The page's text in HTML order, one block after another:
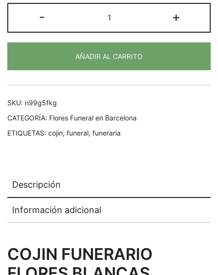
precios:
4,90€
hasta
13,50€
-
FUNERARIO
FLORES
cantidad
+
AÑADIR AL CARRITO
SKU: n99g5fkg
CATEGORÍA: Flores Funeral en Barcelona
ETIQUETAS: cojin, funeral, funeraria
Descripción
Información adicional
COJIN FUNERARIO